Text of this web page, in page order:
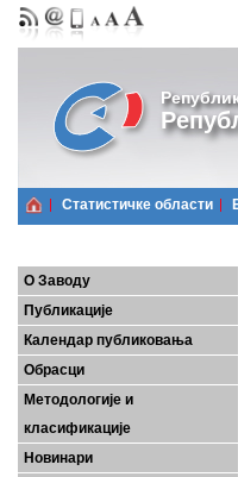
Статистичке области
О Заводу
Публикације
Календар публиковања
Обрасци
Методологије и
класификације
Новинари